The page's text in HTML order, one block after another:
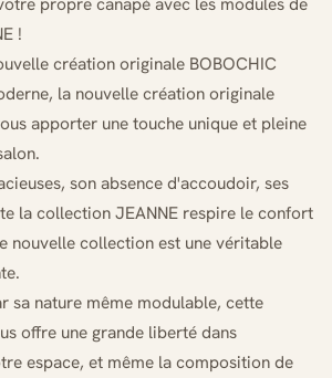
!
création originale BOBOCHIC
la nouvelle création originale
apporter une touche unique et pleine
son absence d'accoudoir, ses
la collection JEANNE respire le confort
nouvelle collection est une véritable
sa nature même modulable, cette
offre une grande liberté dans
espace, et même la composition de